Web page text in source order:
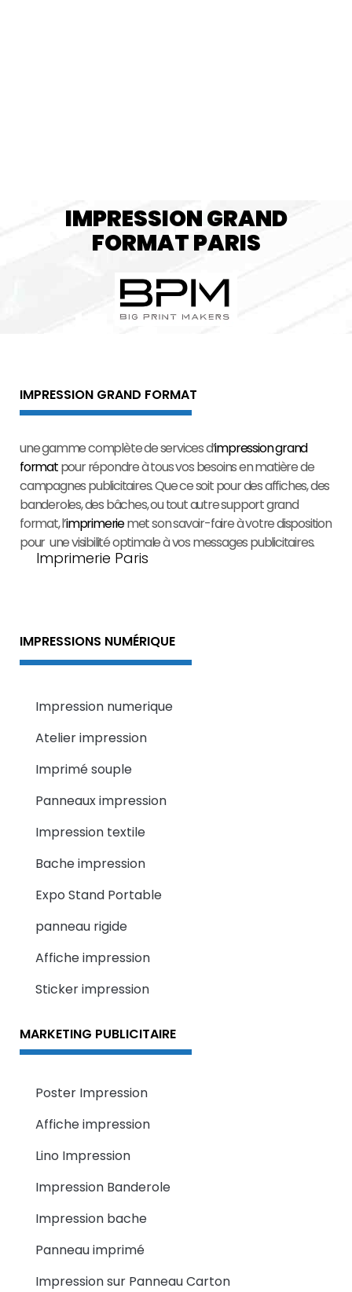
IMPRESSION GRAND
FORMAT PARIS
IMPRESSION GRAND FORMAT
une gamme complète de services d’impression grand
formatpour répondre à tous vos besoins en matière de
campagnes publicitaires. Que ce soit pour des affiches, des
banderoles, des bâches, ou tout autre support grand
format, l’imprimeriemet son savoir-faire à votre disposition
pour une visibilité optimale à vos messages publicitaires.
Imprimerie Paris
IMPRESSIONS NUMÉRIQUE
Impression numerique
Atelier impression
Imprimé souple
Panneaux impression
Impression textile
Bache impression
Expo Stand Portable
panneau rigide
Affiche impression
Sticker impression
MARKETING PUBLICITAIRE
Poster Impression
Affiche impression
Lino Impression
Impression Banderole
Impression bache
Panneau imprimé
Impression sur Panneau Carton